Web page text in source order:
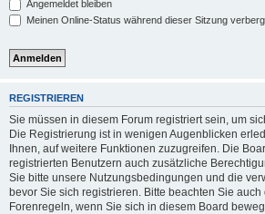
Angemeldet bleiben
Meinen Online-Status während dieser Sitzung
REGISTRIEREN
Sie müssen in diesem Forum registriert sein, um
Die Registrierung ist in wenigen Augenblicken
Ihnen, auf weitere Funktionen zuzugreifen. Die
registrierten Benutzern auch zusätzliche
Sie bitte unsere Nutzungsbedingungen und die
bevor Sie sich registrieren. Bitte beachten Sie
Forenregeln, wenn Sie sich in diesem Board